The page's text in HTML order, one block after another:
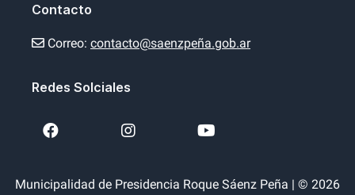
Contacto
Correo: contacto@saenzpeña.gob.ar
Redes Solciales
Municipalidad de Presidencia Roque Sáenz Peña | © 2026